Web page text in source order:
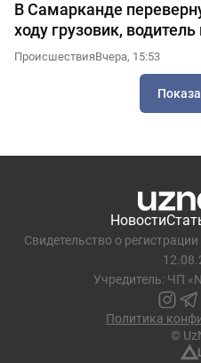
В Самарканде
ходу грузовик, водитель
ПроисшествияВчера, 15:53
Новости
Свидетельство о
Учредитель: ЧП
Политика
©